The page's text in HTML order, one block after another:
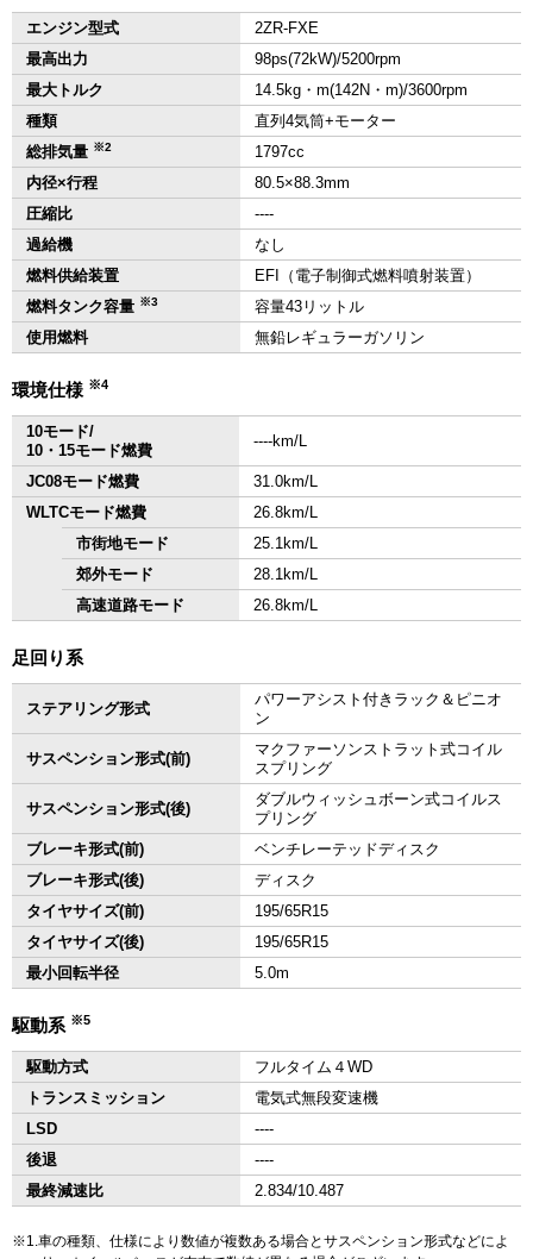
エンジン型式
2ZR-FXE
最高出力
98ps(72kW)/5200rpm
最大トルク
14.5kg・m(142N・m)/3600rpm
種類
直列4気筒+モーター
総排気量 ※2
1797cc
内径×行程
80.5×88.3mm
圧縮比
‐‐‐‐
過給機
なし
燃料供給装置
EFI（電子制御式燃料噴射装置）
燃料タンク容量 ※3
容量43リットル
使用燃料
無鉛レギュラーガソリン
環境仕様 ※4
10モード/
10・15モード燃費
‐‐‐‐km/L
JC08モード燃費
31.0km/L
WLTCモード燃費
26.8km/L
市街地モード
25.1km/L
郊外モード
28.1km/L
高速道路モード
26.8km/L
足回り系
ステアリング形式
パワーアシスト付きラック＆ピニオ
ン
サスペンション形式(前)
マクファーソンストラット式コイル
スプリング
サスペンション形式(後)
ダブルウィッシュボーン式コイルス
プリング
ブレーキ形式(前)
ベンチレーテッドディスク
ブレーキ形式(後)
ディスク
タイヤサイズ(前)
195/65R15
タイヤサイズ(後)
195/65R15
最小回転半径
5.0m
駆動系 ※5
駆動方式
フルタイム４WD
トランスミッション
電気式無段変速機
LSD
‐‐‐‐
後退
‐‐‐‐
最終減速比
2.834/10.487
1.車の種類、仕様により数値が複数ある場合とサスペンション形式などによ